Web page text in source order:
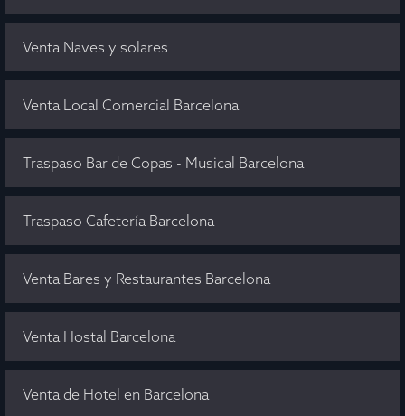
Venta Naves y solares
Venta Local Comercial Barcelona
Traspaso Bar de Copas - Musical Barcelona
Traspaso Cafetería Barcelona
Venta Bares y Restaurantes Barcelona
Venta Hostal Barcelona
Venta de Hotel en Barcelona